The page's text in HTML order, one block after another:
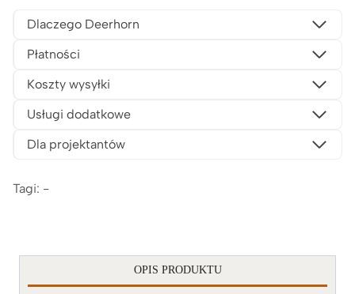
Dlaczego Deerhorn
Płatności
Koszty wysyłki
Usługi dodatkowe
Dla projektantów
Tagi: -
OPIS PRODUKTU